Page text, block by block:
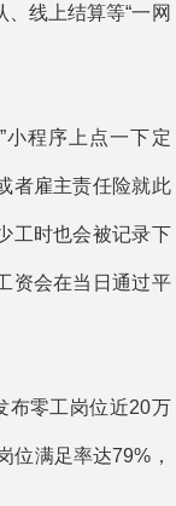
线上结算等“一网
程序上点一下定
者雇主责任险就此
工时也会被记录下
资会在当日通过平
零工岗位近20万
位满足率达79%，